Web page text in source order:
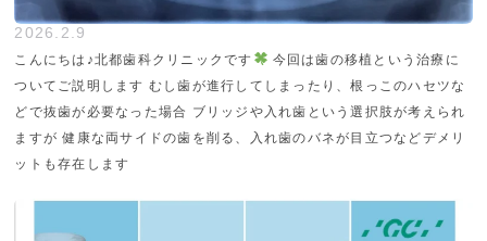
2026.2.9
こんにちは♪北都歯科クリニックです
今回は歯の移植という治療に
ついてご説明します むし歯が進行してしまったり、根っこのハセツな
どで抜歯が必要なった場合 ブリッジや入れ歯という選択肢が考えられ
ますが 健康な両サイドの歯を削る、入れ歯のバネが目立つなどデメリ
ットも存在します